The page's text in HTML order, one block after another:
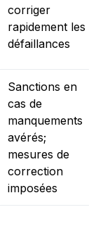
corriger
rapidement les
défaillances
Sanctions en
cas de
manquements
avérés;
mesures de
correction
imposées